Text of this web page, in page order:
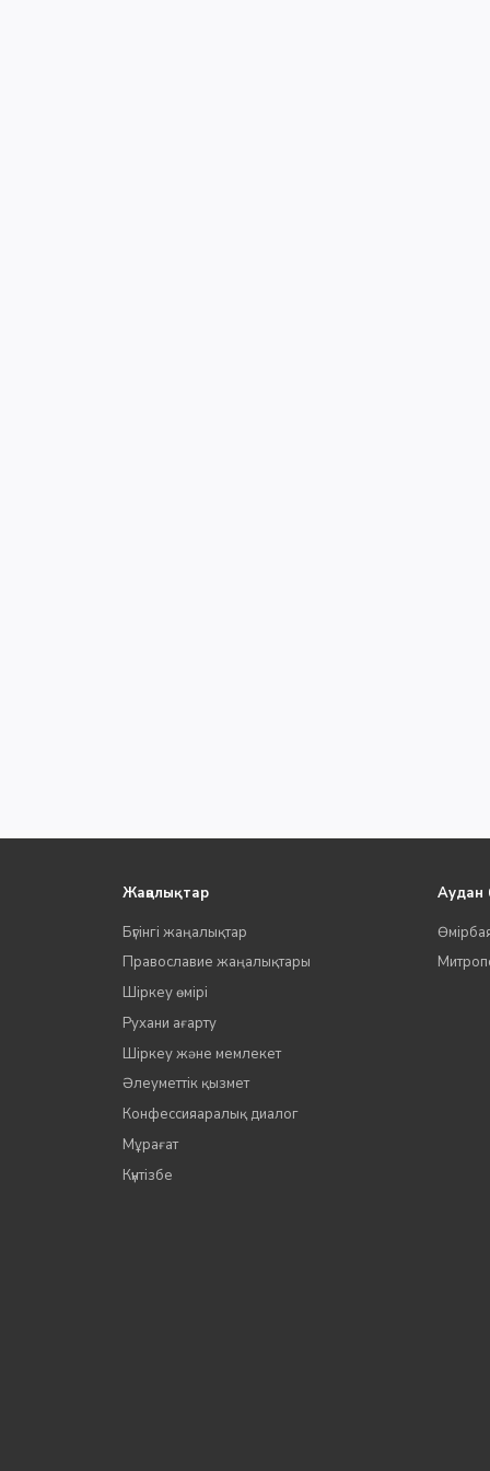
Жаңалықтар
Бүгінгі жаңалықтар
Православие жаңалықтары
Шіркеу өмірі
Рухани ағарту
Шіркеу және мемлекет
Әлеуметтік қызмет
Конфессияаралық диалог
Мұрағат
Күнтізбе
Аудан